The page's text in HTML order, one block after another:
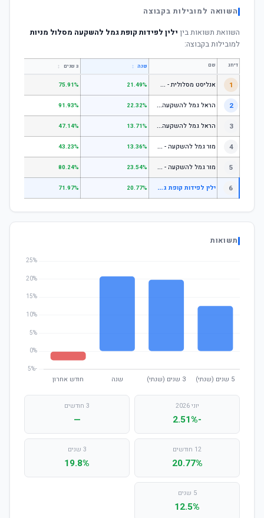
השוואה למובילות בקבוצה
השוואת תשואות בין ילין לפידות קופת גמל להשקעה מסלול מניות
למובילות בקבוצה:
דירוג שם שנה ↕ 3 שנים ↕
1 א
נליסט מסלולית - קופת גמל להשקעה מניות 21.49%
75.91%
2 ה
ראל גמל להשקעה מניות 22.32%
91.93%
3 ה
ראל גמל להשקעה כללי 13.71%
47.14%
4 מ
ור גמל להשקעה - כללי 13.36%
43.23%
5 מ
ור גמל להשקעה - מניות 23.54%
80.24%
6 י
לין לפידות קופת גמל להשקעה מסלול מניות 20.77%
71.97%
תשואות
יוני 2026
-2.51%
3 חודשים
—
12 חודשים
20.77%
3 שנים
19.8%
5 שנים
12.5%